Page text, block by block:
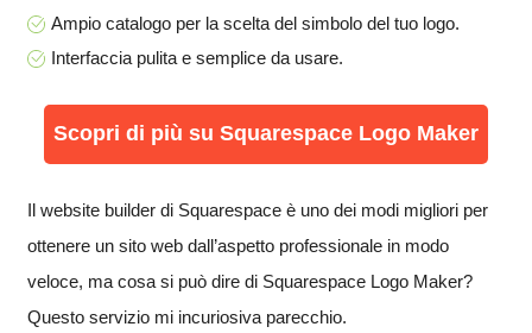
Ampio catalogo per la scelta del simbolo del tuo logo.
Interfaccia pulita e semplice da usare.
Scopri di più su Squarespace Logo Maker
Il website builder di Squarespace è uno dei modi migliori per
ottenere un sito web dall’aspetto professionale in modo
veloce, ma cosa si può dire di Squarespace Logo Maker?
Questo servizio mi incuriosiva parecchio.